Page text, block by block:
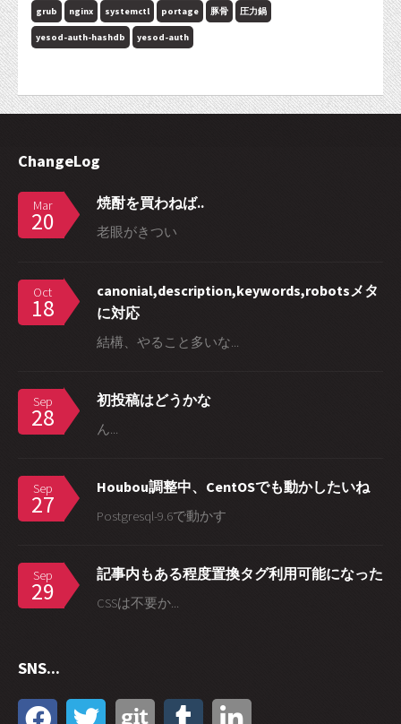
grub nginx systemctl portage 豚骨 圧力鍋
yesod-auth-hashdb yesod-auth
ChangeLog
Mar
20
焼酎を買わねば..
老眼がきつい
Oct
18
canonial,description,keywords,robotsメタ
に対応
結構、やること多いな...
Sep
28
初投稿はどうかな
ん...
Sep
27
Houbou調整中、CentOSでも動かしたいね
Postgresql-9.6で動かす
Sep
29
記事内もある程度置換タグ利用可能になった
CSSは不要か...
SNS...